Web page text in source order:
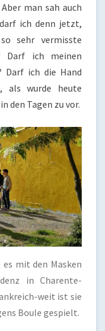
man sah auch
ich denn jetzt,
sehr vermisste
Darf ich meinen
Darf ich die Hand
als wurde heute
den Tagen zu vor.
mit den Masken
in Charente-
weit ist sie
Boule gespielt.